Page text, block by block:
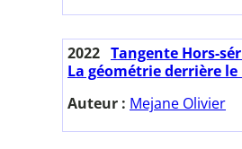
2022 Tangente Hors-
La géométrie derrière le
Auteur : Mejane Olivier